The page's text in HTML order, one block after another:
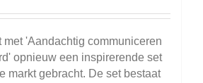
met 'Aandachtig communiceren
opnieuw een inspirerende set
markt gebracht. De set bestaat